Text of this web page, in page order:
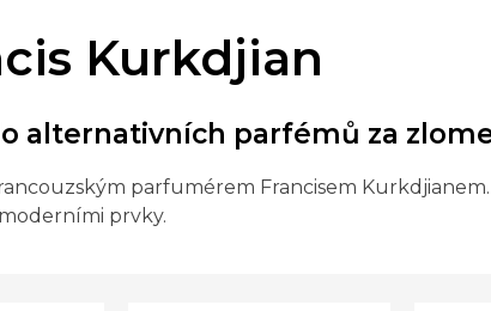
Kurkdjian
alternativních parfémů za
parfumérem Francisem
prvky.